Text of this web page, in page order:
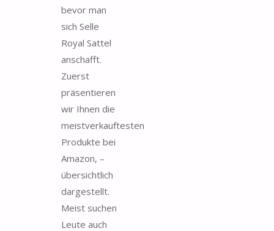
bevor man
sich Selle
Royal Sattel
anschafft.
Zuerst
präsentieren
wir Ihnen die
meistverkauftesten
Produkte bei
Amazon, –
übersichtlich
dargestellt.
Meist suchen
Leute auch